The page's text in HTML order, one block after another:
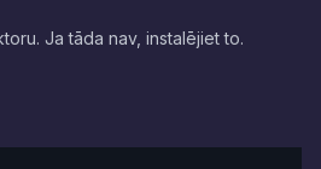
Ja tāda nav, instalējiet to.